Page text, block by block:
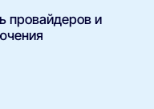
провайдеров и